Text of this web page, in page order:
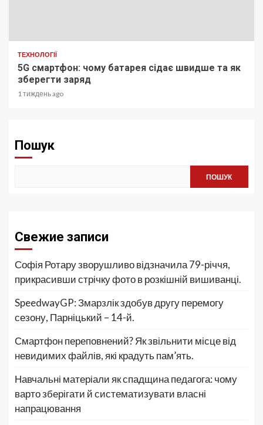
ТЕХНОЛОГІЇ
5G смартфон: чому батарея сідає швидше та як
зберегти заряд
1 тиждень ago
Пошук
ПОШУК
Свежие записи
Софія Ротару зворушливо відзначила 79-річчя,
прикрасивши стрічку фото в розкішній вишиванці.
SpeedwayGP: Змарзлік здобув другу перемогу
сезону, Парніцький – 14-й.
Смартфон переповнений? Як звільнити місце від
невидимих файлів, які крадуть пам’ять.
Навчальні матеріали як спадщина педагога: чому
варто зберігати й систематизувати власні
напрацювання